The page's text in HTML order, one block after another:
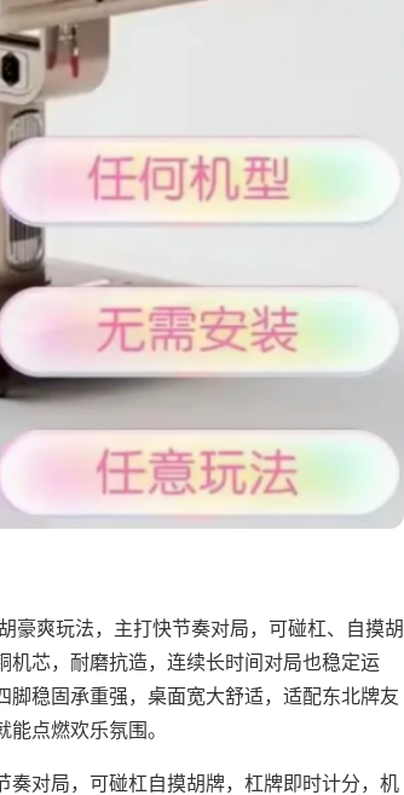
豪爽玩法，主打快节奏对局，可碰杠、自摸胡
芯，耐磨抗造，连续长时间对局也稳定运
稳固承重强，桌面宽大舒适，适配东北牌友
点燃欢乐氛围。
对局，可碰杠自摸胡牌，杠牌即时计分，机